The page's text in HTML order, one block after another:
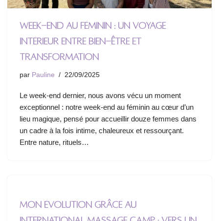
Week-end au féminin : un voyage
intérieur entre bien-être et
transformation
par Pauline 22/09/2025
Le week-end dernier, nous avons vécu un moment
exceptionnel : notre week-end au féminin au cœur d’un
lieu magique, pensé pour accueillir douze femmes dans
un cadre à la fois intime, chaleureux et ressourçant.
Entre nature, rituels…
Mon évolution grâce au